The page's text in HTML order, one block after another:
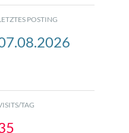
POSTING
TAG